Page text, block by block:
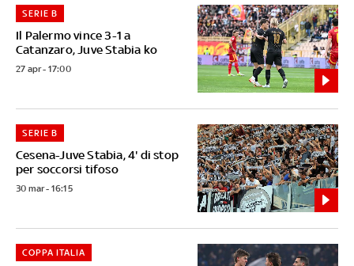
Il Palermo vince 3-1 a
Catanzaro, Juve Stabia ko
SERIE B
27 apr - 17:00
Cesena-Juve Stabia, 4' di stop
per soccorsi tifoso
SERIE B
30 mar - 16:15
COPPA ITALIA